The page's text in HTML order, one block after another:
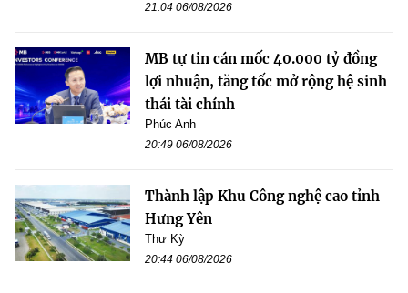
21:04 06/08/2026
MB tự tin cán mốc 40.000 tỷ đồng
lợi nhuận, tăng tốc mở rộng hệ sinh
thái tài chính
Phúc Anh
20:49 06/08/2026
Thành lập Khu Công nghệ cao tỉnh
Hưng Yên
Thư Kỳ
20:44 06/08/2026